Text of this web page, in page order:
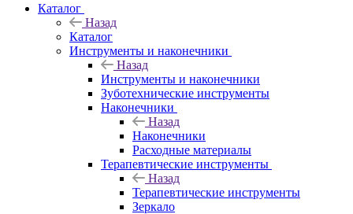
Каталог
Назад
Каталог
Инструменты и наконечники
Назад
Инструменты и наконечники
Зуботехнические инструменты
Наконечники
Назад
Наконечники
Расходные материалы
Терапевтические инструменты
Назад
Терапевтические инструменты
Зеркало